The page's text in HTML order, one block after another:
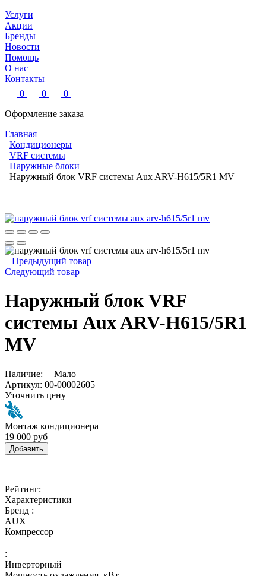
Услуги
Акции
Бренды
Новости
Помощь
О нас
Контакты
0
0
0
Оформление заказа
Главная
Кондиционеры
VRF системы
Наружные блоки
Наружный блок VRF системы Aux ARV-H615/5R1 MV
Предыдущий товар
Следующий товар
Наружный блок VRF
системы Aux ARV-H615/5R1
MV
Наличие:
Мало
Артикул: 00-00002605
Уточнить цену
Монтаж кондиционера
19 000 руб
Добавить
Рейтинг:
Характеристики
Бренд :
AUX
Компрессор
:
Инверторный